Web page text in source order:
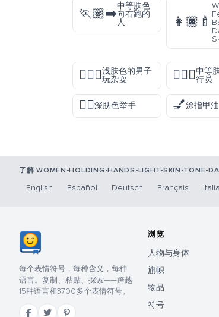
🏃🏽‍➡️
中等肤色
向右跑的
人
👩🏿‍🍼
🤹🏻‍♂️浅肤色的男子
玩杂耍
👨🏽‍✈️中等
行员
✋🏿深肤色举手 💅涂指甲油
了解 WOMEN-HOLDING-HANDS-LIGHT-SKIN-TONE-
English Español Deutsch Français
每个表情符号，每种含义，每种
语言。复制、粘贴、探索——跨越
15种语言和3700多个表情符号。
浏览
人物与身体
旗帜
物品
符号